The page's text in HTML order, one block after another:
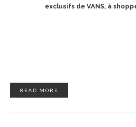
exclusifs de VANS, à
READ MORE